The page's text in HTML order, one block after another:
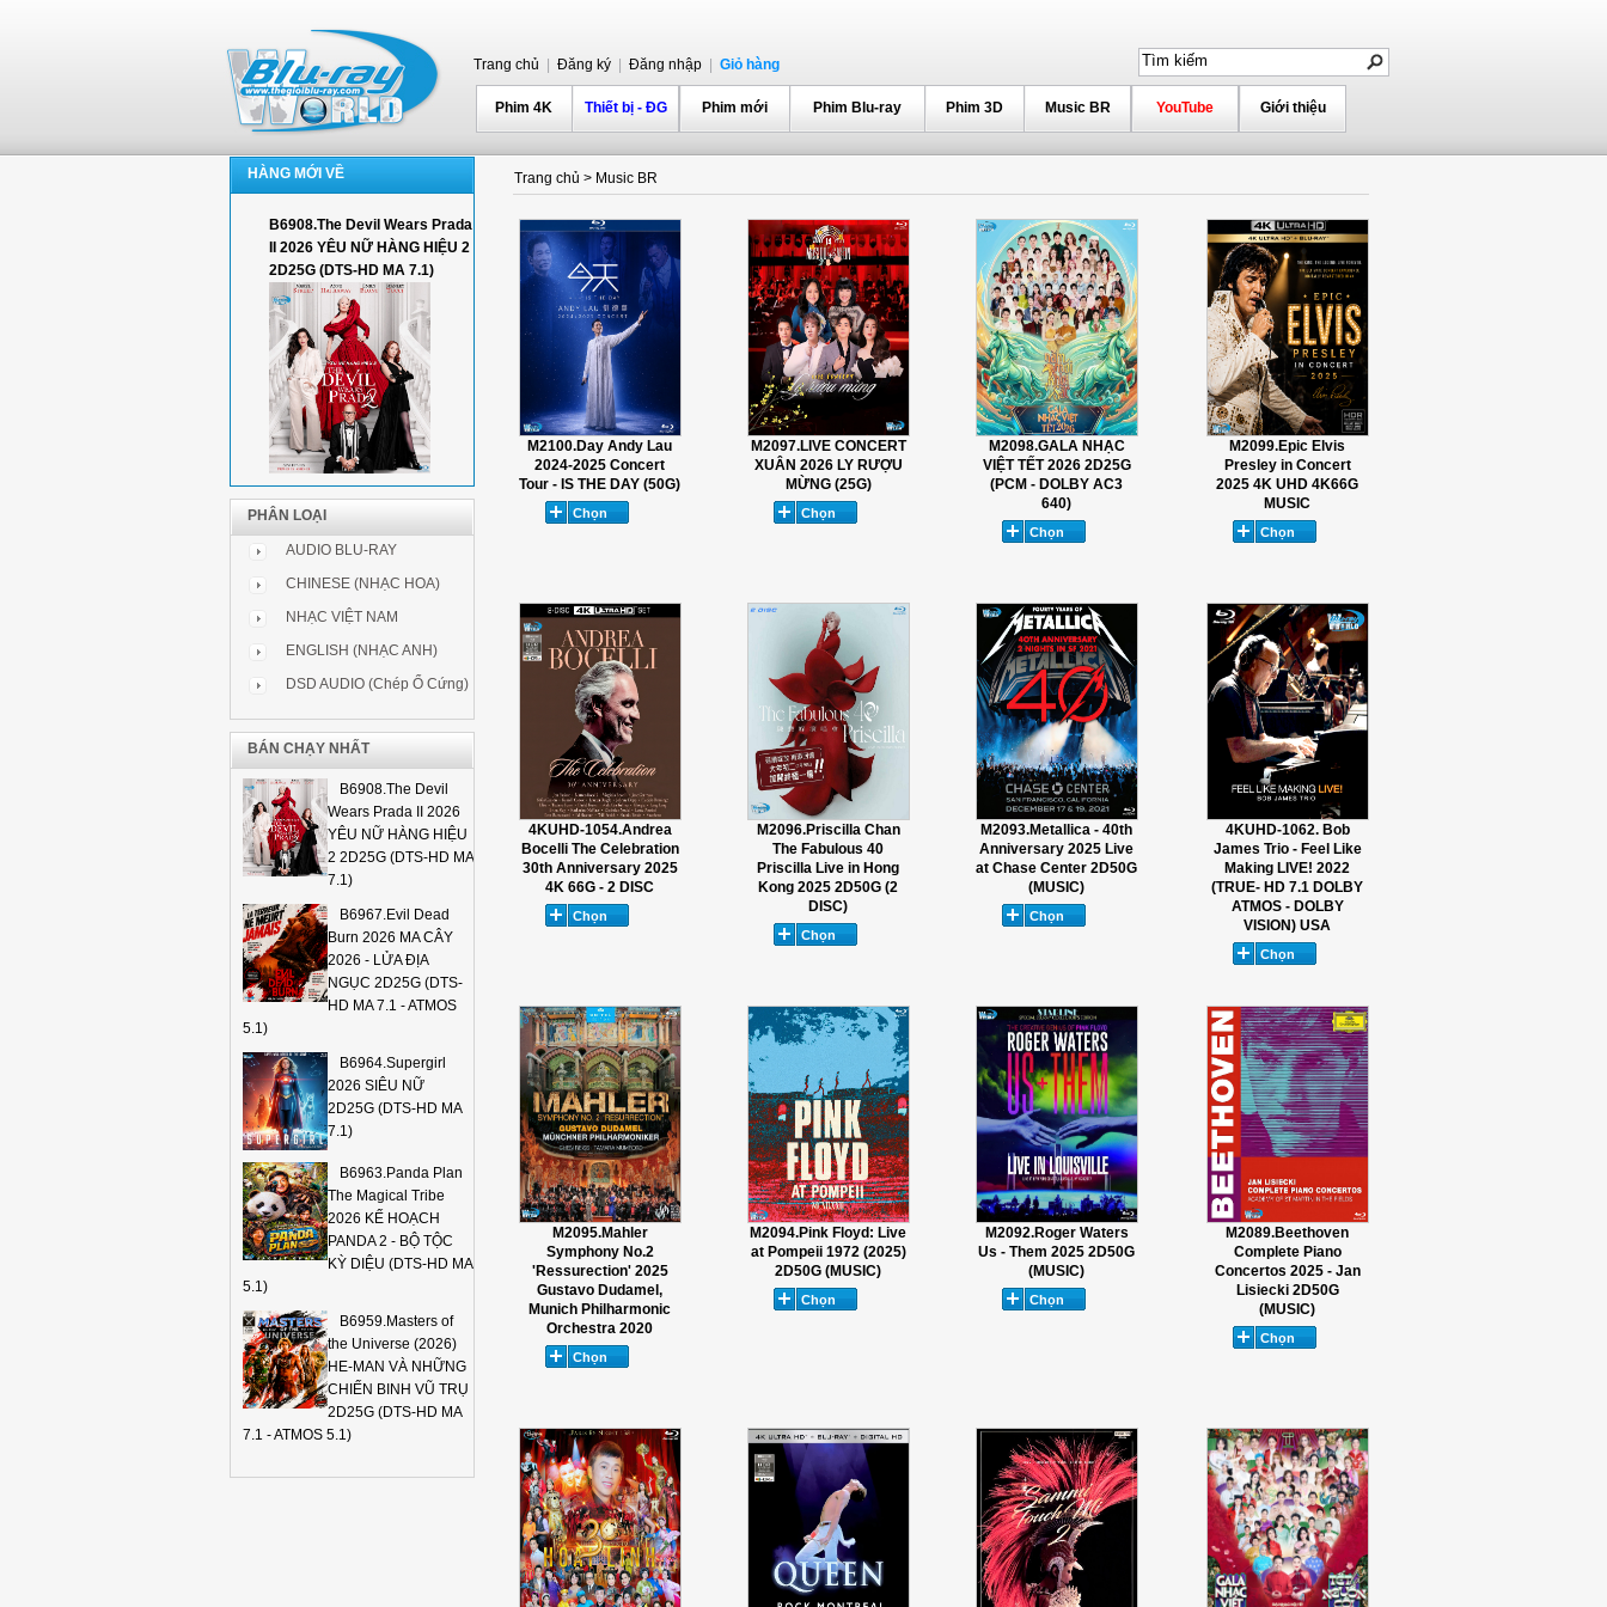
Trang chủ Đăng ký Đăng nhập Giỏ hàng
Phim 4K Thiết bị - ĐG Phim mới Phim Blu-ray Phim 3D Music BR YouTube Giới thiệu
HÀNG MỚI VỀ
B6908.The Devil Wears Prada
II 2026 YÊU NỮ HÀNG HIỆU 2
2D25G (DTS-HD MA 7.1)
PHÂN LOẠI
AUDIO BLU-RAY
CHINESE (NHẠC HOA)
NHẠC VIỆT NAM
ENGLISH (NHẠC ANH)
DSD AUDIO (Chép Ổ Cứng)
BÁN CHẠY NHẤT
B6908.The Devil
Wears Prada II 2026
YÊU NỮ HÀNG HIỆU
2 2D25G (DTS-HD MA
7.1)
B6967.Evil Dead
Burn 2026 MA CÂY
2026 - LỬA ĐỊA
NGỤC 2D25G (DTS-
HD MA 7.1 - ATMOS
5.1)
B6964.Supergirl
2026 SIÊU NỮ
2D25G (DTS-HD MA
7.1)
B6963.Panda Plan
The Magical Tribe
2026 KẾ HOẠCH
PANDA 2 - BỘ TỘC
KỲ DIỆU (DTS-HD MA
5.1)
B6959.Masters of
the Universe (2026)
HE-MAN VÀ NHỮNG
CHIẾN BINH VŨ TRỤ
2D25G (DTS-HD MA
7.1 - ATMOS 5.1)
Trang chủ > Music BR
M2099.Epic Elvis
Presley in Concert
2025 4K UHD 4K66G
MUSIC
M2100.Day Andy Lau
2024-2025 Concert
Tour - IS THE DAY (50G)
M2097.LIVE CONCERT
XUÂN 2026 LY RƯỢU
MỪNG (25G)
M2098.GALA NHẠC
VIỆT TẾT 2026 2D25G
(PCM - DOLBY AC3
640)
4KUHD-1062. Bob
James Trio - Feel Like
Making LIVE! 2022
(TRUE- HD 7.1 DOLBY
ATMOS - DOLBY
VISION) USA
4KUHD-1054.Andrea
Bocelli The Celebration
30th Anniversary 2025
4K 66G - 2 DISC
M2096.Priscilla Chan
The Fabulous 40
Priscilla Live in Hong
Kong 2025 2D50G (2
DISC)
M2093.Metallica - 40th
Anniversary 2025 Live
at Chase Center 2D50G
(MUSIC)
M2089.Beethoven
Complete Piano
Concertos 2025 - Jan
Lisiecki 2D50G
(MUSIC)
M2095.Mahler
Symphony No.2
'Ressurection' 2025
Gustavo Dudamel,
Munich Philharmonic
Orchestra 2020
M2094.Pink Floyd: Live
at Pompeii 1972 (2025)
2D50G (MUSIC)
M2092.Roger Waters
Us - Them 2025 2D50G
(MUSIC)